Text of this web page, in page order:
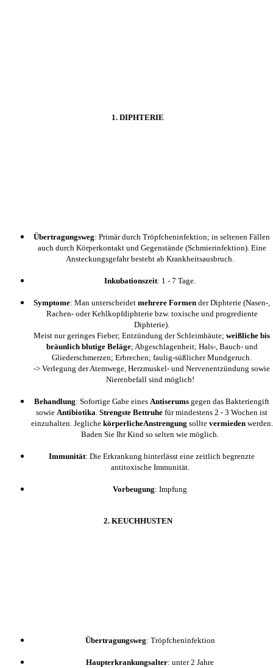
1. DIPHTERIE
Übertragungsweg: Primär durch Tröpfcheninfektion; in seltenen Fällen
auch durch Körperkontakt und Gegenstände (Schmierinfektion). Eine
Ansteckungsgefahr besteht ab Krankheitsausbruch.
Inkubationszeit: 1 - 7 Tage.
Symptome: Man unterscheidet mehrere Formen der Diphterie (Nasen-,
Rachen- oder Kehlkopfdiphterie bzw. toxische und progrediente
Diphterie).
Meist nur geringes Fieber; Entzündung der Schleimhäute; weißliche bis
bräunlich blutige Beläge; Abgeschlagenheit; Hals-, Bauch- und
Gliederschmerzen; Erbrechen; faulig-süßlicher Mundgeruch.
-> Verlegung der Atemwege, Herzmuskel- und Nervenentzündung sowie
Nierenbefall sind möglich!
Behandlung: Sofortige Gabe eines Antiserums gegen das Bakteriengift
sowie Antibiotika. Strengste Bettruhe für mindestens 2 - 3 Wochen ist
einzuhalten. Jegliche körperlicheAnstrengung sollte vermiedenwerden.
Baden Sie Ihr Kind so selten wie möglich.
Immunität: Die Erkrankung hinterlässt eine zeitlich begrenzte
antitoxische Immunität.
Vorbeugung: Impfung
2. KEUCHHUSTEN
Übertragungsweg: Tröpfcheninfektion
Haupterkrankungsalter: unter 2 Jahre